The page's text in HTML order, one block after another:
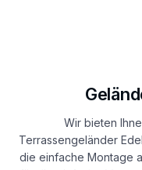
Wir bieten
Terrassengeländer
die einfache Montage